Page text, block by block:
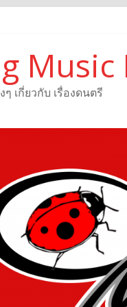
Music
เกี่ยวกับ เรื่องดนตรี